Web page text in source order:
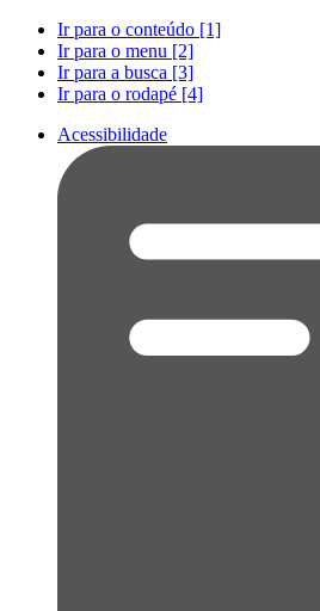
Ir para o conteúdo [1]
Ir para o menu [2]
Ir para a busca [3]
Ir para o rodapé [4]
Acessibilidade